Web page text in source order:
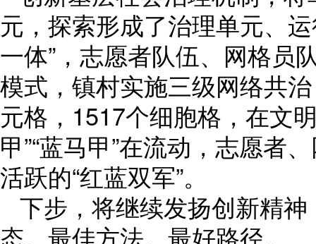
元，探索形成了治理单元、
一体”，志愿者队伍、网格员
模式，镇村实施三级网络共
元格，1517个细胞格，在文
甲”“蓝马甲”在流动，志愿者
活跃的“红蓝双军”。
下步，将继续发扬创新精
态、最佳方法、最好路径。